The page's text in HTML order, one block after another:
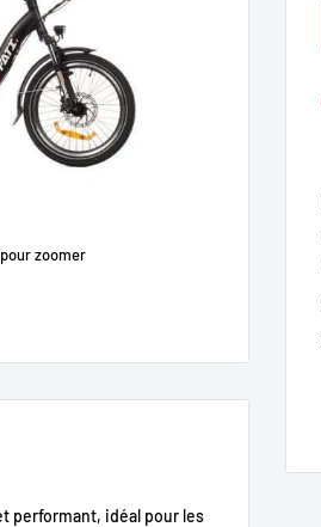
zoomer
performant, idéal pour les